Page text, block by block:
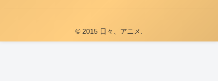
© 2015 日々、アニメ.